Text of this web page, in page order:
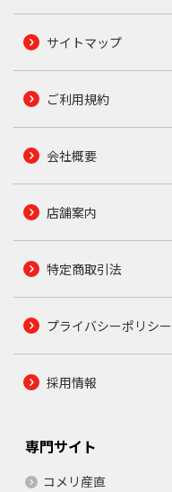
サイトマップ
ご利用規約
会社概要
店舗案内
特定商取引法
プライバシーポリシー
採用情報
専門サイト
コメリ産直